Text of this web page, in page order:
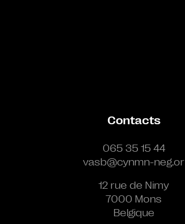
Contacts
065 35 15 44
vasb@cynmn-neg.or
12 rue de Nimy
7000 Mons
Belgique